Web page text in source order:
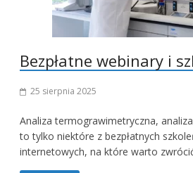
Bezpłatne webinary i
25 sierpnia 2025
Analiza termograwimetryczna,
to tylko niektóre z bezpłatnych
internetowych, na które warto